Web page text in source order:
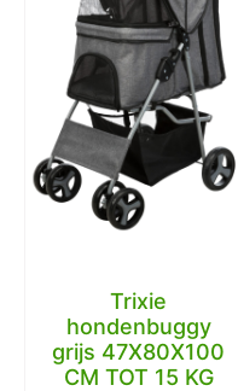
Trixie
hondenbuggy
grijs 47X80X100
CM TOT 15 KG